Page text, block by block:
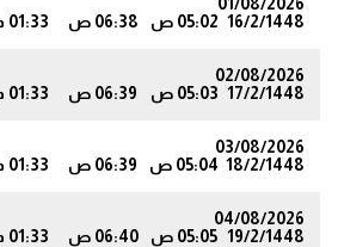
16/2/1448 05:02 ص 06:38 ص 01:33 م
02/08/2026
17/2/1448 05:03 ص 06:39 ص 01:33 م
03/08/2026
18/2/1448 05:04 ص 06:39 ص 01:33 م
04/08/2026
19/2/1448 05:05 ص 06:40 ص 01:33 م